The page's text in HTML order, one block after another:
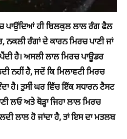
ਪਾਉਂਦਿਆਂ ਹੀ ਬਿਲਕੁਲ ਲਾਲ ਰੰਗ ਫੈਲ
ਨਕਲੀ ਰੰਗਾਂ ਦੇ ਕਾਰਨ ਮਿਰਚ ਪਾਣੀ ਜਾਂ
ਹੈ। ਅਸਲੀ ਲਾਲ ਮਿਰਚ ਪਾਊਡਰ
ਨਹੀਂ ਹੈ, ਜਦੋਂ ਕਿ ਮਿਲਾਵਟੀ ਮਿਰਚ
ਹੈ। ਤੁਸੀਂ ਘਰ ਵਿੱਚ ਇੱਕ ਸਧਾਰਨ ਟੈਸਟ
ਲਓ ਅਤੇ ਥੋੜ੍ਹਾ ਜਿਹਾ ਲਾਲ ਮਿਰਚ
ਲਾਲ ਹੋ ਜਾਂਦਾ ਹੈ, ਤਾਂ ਇਸ ਦਾ ਮਤਲਬ